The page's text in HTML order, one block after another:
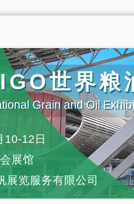
世界粮
Grain and Oil
10-12日
展馆
展览服务有限公司